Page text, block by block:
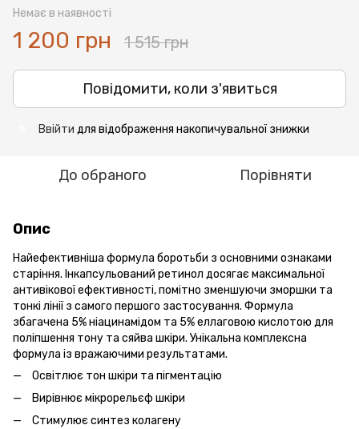
Немає в наявності
1 200 грн 1 515 грн
Повідомити, коли з'явиться
Ввійти для відображення накопичувальної знижки
До обраного Порівняти
Опис
Найефективніша формула боротьби з основними ознаками
старіння. Інкапсульований ретинол досягає максимальної
антивікової ефективності, помітно зменшуючи зморшки та
тонкі лінії з самого першого застосування. Формула
збагачена 5% ніацинамідом та 5% еллаговою кислотою для
поліпшення тону та сяйва шкіри. Унікальна комплексна
формула із вражаючими результатами.
Освітлює тон шкіри та пігментацію
Вирівнює мікрорельєф шкіри
Стимулює синтез колагену